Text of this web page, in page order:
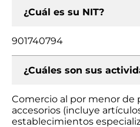
¿Cuál es su NIT?
901740794
¿Cuáles son sus
Comercio al por menor de
accesorios (incluye
establecimientos